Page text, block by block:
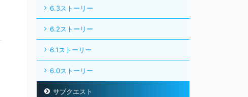
6.3ストーリー
6.2ストーリー
6.1ストーリー
6.0ストーリー
サブクエスト